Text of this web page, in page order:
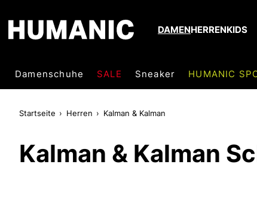
DAMENHERRENKIDS
Damenschuhe SALE Sneaker HUMANIC
Startseite Herren Kalman & Kalman
Kalman & Kalman